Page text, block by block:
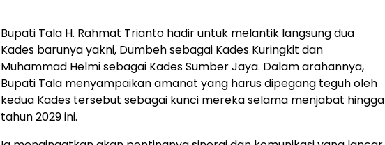
Bupati Tala H. Rahmat Trianto hadir untuk melantik langsung dua
Kades barunya yakni, Dumbeh sebagai Kades Kuringkit dan
Muhammad Helmi sebagai Kades Sumber Jaya. Dalam arahannya,
Bupati Tala menyampaikan amanat yang harus dipegang teguh oleh
kedua Kades tersebut sebagai kunci mereka selama menjabat hingga
tahun 2029 ini.